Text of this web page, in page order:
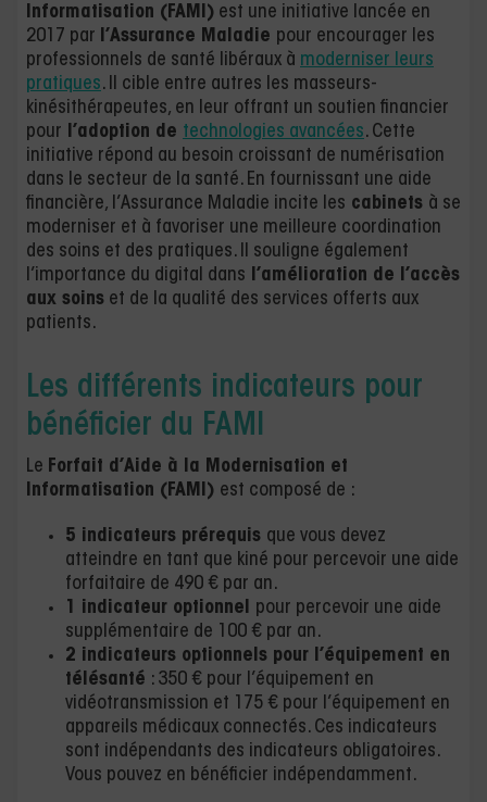
Informatisation (FAMI) est une initiative lancée en
2017 par l’Assurance Maladie pour encourager les
professionnels de santé libéraux à moderniser leurs
pratiques. Il cible entre autres les masseurs-
kinésithérapeutes, en leur offrant un soutien financier
pour l’adoption de technologies avancées. Cette
initiative répond au besoin croissant de numérisation
dans le secteur de la santé. En fournissant une aide
financière, l’Assurance Maladie incite les cabinets à se
moderniser et à favoriser une meilleure coordination
des soins et des pratiques. Il souligne également
l’importance du digital dans l’amélioration de l’accès
aux soins et de la qualité des services offerts aux
patients.
Les différents indicateurs pour
bénéficier du FAMI
Le Forfait d’Aide à la Modernisation et
Informatisation (FAMI) est composé de :
5 indicateurs prérequis que vous devez
atteindre en tant que kiné pour percevoir une aide
forfaitaire de 490 € par an.
1 indicateur optionnel pour percevoir une aide
supplémentaire de 100 € par an.
2 indicateurs optionnels pour l’équipement en
télésanté : 350 € pour l’équipement en
vidéotransmission et 175 € pour l’équipement en
appareils médicaux connectés. Ces indicateurs
sont indépendants des indicateurs obligatoires.
Vous pouvez en bénéficier indépendamment.